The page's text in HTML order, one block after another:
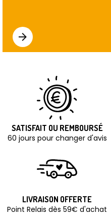
SATISFAIT OU REMBOURSÉ
60 jours pour changer d'avis
LIVRAISON OFFERTE
Point Relais dès 59€ d'achat